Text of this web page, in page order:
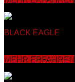
BLACK EAGLE
MEHR ERFAHREN